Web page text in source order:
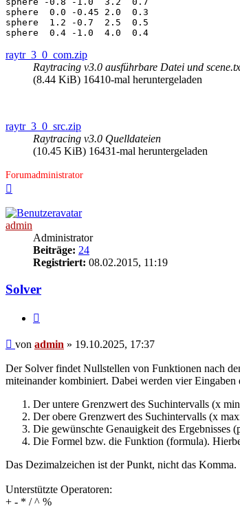
sphere  0.0 -0.45 2.0  0.3
sphere  1.2 -0.7  2.5  0.5
raytr_3_0_com.zip
Raytracing v3.0 ausführbare Datei und
(8.44 KiB) 16410-mal heruntergeladen
raytr_3_0_src.zip
Raytracing v3.0 Quelldateien
(10.45 KiB) 16431-mal heruntergeladen
Forumadministrator
admin
Administrator
Beiträge: 24
Registriert: 08.02.2015, 11:19
Solver
Beitrag
von admin » 19.10.2025, 17:37
Der Solver findet Nullstellen von Funktionen nach
miteinander kombiniert. Dabei werden vier Eingaben
Der untere Grenzwert des Suchintervalls (x
Der obere Grenzwert des Suchintervalls (x
Die gewünschte Genauigkeit des Ergebnisses
Die Formel bzw. die Funktion (formula).
Das Dezimalzeichen ist der Punkt, nicht das Komma.
Unterstützte Operatoren:
+ - * / ^ %